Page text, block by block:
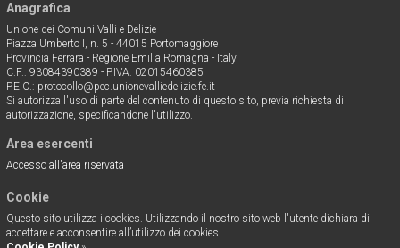
Anagrafica
Unione dei Comuni Valli e Delizie
Piazza Umberto I, n. 5 - 44015 Portomaggiore
Provincia Ferrara - Regione Emilia Romagna - Italy
C.F.: 93084390389 - P.IVA: 02015460385
P.E.C.: protocollo@pec.unionevalliedelizie.fe.it
Si autorizza l'uso di parte del contenuto di questo sito, previa richiesta di
autorizzazione, specificandone l'utilizzo.
Area esercenti
Accesso all'area riservata
Cookie
Questo sito utilizza i cookies. Utilizzando il nostro sito web l'utente dichiara di
accettare e acconsentire all’utilizzo dei cookies.